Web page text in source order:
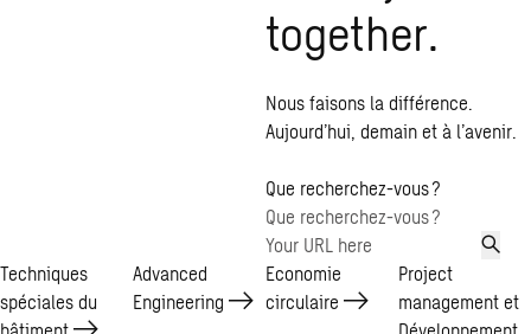
together.
Nous faisons la différence.
Aujourd’hui, demain et à l’avenir.
Que recherchez-vous ?
Techniques
spéciales du
Advanced
Engineering
Economie
circulaire
Project
management et